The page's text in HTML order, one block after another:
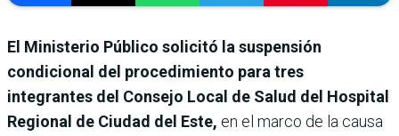
El Ministerio Público solicitó la suspensión
condicional del procedimiento para tres
integrantes del Consejo Local de Salud del Hospital
Regional de Ciudad del Este, en el marco de la causa